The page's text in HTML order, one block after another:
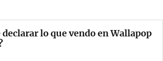
declarar lo que vendo en Wallapop